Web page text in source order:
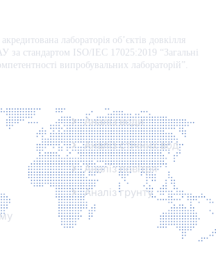
лабораторія об’єктів довкілля
за стандартом ISO/IEC 17025:2019 “Загальні
випробувальних лабораторій”.
Аналіз води
Аналіз стічних вод
Аналіз повітря
Аналіз грунту